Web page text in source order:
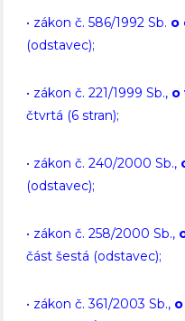
• zákon č. 586/1992 Sb. o
(odstavec);
• zákon č. 221/1999 Sb., o
čtvrtá (6 stran);
• zákon č. 240/2000 Sb.,
(odstavec);
• zákon č. 258/2000 Sb.,
část šestá (odstavec);
• zákon č. 361/2003 Sb.,